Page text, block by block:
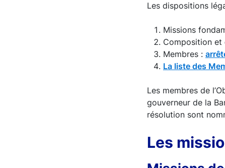
Les dispositions
Missions
Composition et
Membres :
La liste des
Les membres de
gouverneur de la
résolution sont
Les